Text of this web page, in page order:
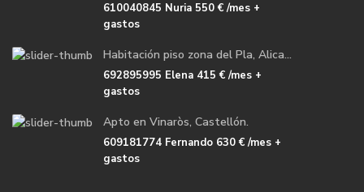
610040845 Nuria 550 €/mes +
gastos
Habitación piso zona del Pla, Alica...
692895995 Elena 415 €/mes +
gastos
Apto en Vinaròs, Castellón.
609181774 Fernando 630 €/mes +
gastos